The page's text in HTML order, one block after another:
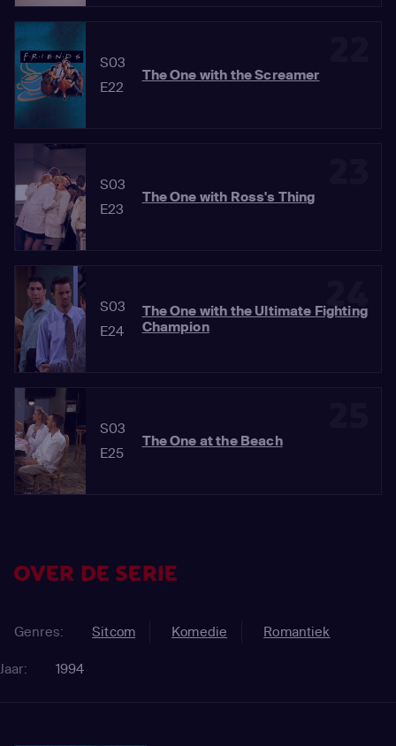
S03
E22
The One with the Screamer
S03
E23
The One with Ross's Thing
24
S03
E24
The One with the Ultimate Fighting
Champion
S03
E25
The One at the Beach
OVER DE SERIE
Genres: Sitcom Komedie Romantiek
Jaar: 1994